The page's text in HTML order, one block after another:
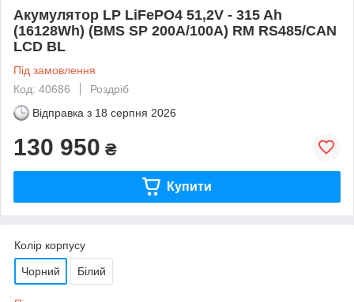
Акумулятор LP LiFePO4 51,2V - 315 Ah
(16128Wh) (BMS SP 200A/100А) RM RS485/CAN
LCD BL
Під замовлення
Код: 40686
Роздріб
Відправка з 18 серпня 2026
130 950 ₴
Купити
Колір корпусу
Чорний Білий